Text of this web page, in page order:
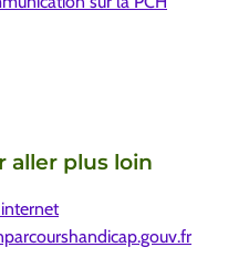
aller plus loin